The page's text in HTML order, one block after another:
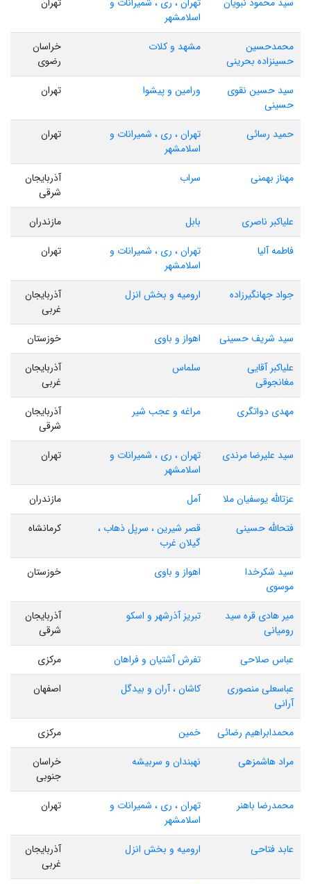
اسلامشهر
محمدحسین
حسینزاده بحرینی
مشهد و کلات
خراسان
رضوی
سید حسین نقوی
حسینی
ورامین و پیشوا تهران
حمید رسائی
تهران ، ری ، شمیرانات و
اسلامشهر
تهران
مهناز بهمنی سراب
آذربایجان
شرقی
علیاکبر ناصری
بابل
مازندران
فاطمه آلیا
تهران ، ری ، شمیرانات و
اسلامشهر
تهران
جواد جهانگیرزاده ارومیه و بخش انزل
آذربایجان
غربی
سید شریف حسینی
اهواز و باوی
خوزستان
علیاکبر آقایی
مغانجوقی
سلماس
آذربایجان
غربی
مهدی دواتگری
مراغه و عجب شیر
آذربایجان
شرقی
سید علیرضا مرندی
تهران ، ری ، شمیرانات و
اسلامشهر
تهران
عزتالله یوسفیان ملا آمل
مازندران
فتحالله حسینی
قصر شیرین ، سرپل ذهاب ،
گیلان غرب
کرمانشاه
سید شکرخدا
موسوی
اهواز و باوی خوزستان
میر هادی قره سید
رومیانی
تبریز آذرشهر و اسکو
آذربایجان
شرقی
عباس صلاحی
تفرش آشتیان و فراهان
مرکزی
عباسعلی منصوری
آرانی
کاشان ، آران و بیدگل اصفهان
محمدابراهیم رضائی خمین
مرکزی
مراد هاشمزهی
نهبندان و سربیشه
خراسان
جنوبی
محمدرضا باهنر
تهران ، ری ، شمیرانات و
اسلامشهر
تهران
عابد فتاحی ارومیه و بخش انزل
آذربایجان
غربی